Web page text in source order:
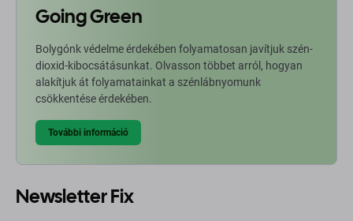
Going Green
Bolygónk védelme érdekében folyamatosan javítjuk szén-
dioxid-kibocsátásunkat. Olvasson többet arról, hogyan
alakítjuk át folyamatainkat a szénlábnyomunk
csökkentése érdekében.
További információ
Newsletter Fix